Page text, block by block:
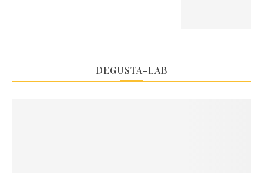
DEGUSTA-LAB